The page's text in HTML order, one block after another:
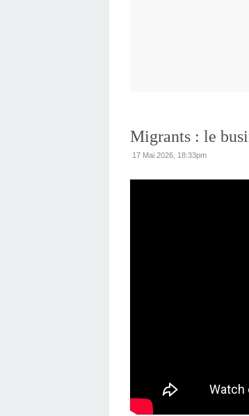
Migrants : le
17 Mai 2026, 18:33pm